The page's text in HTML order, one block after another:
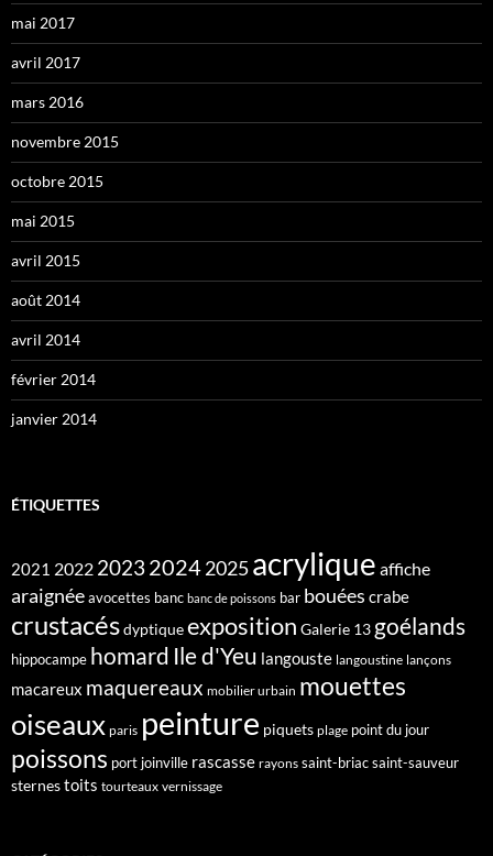
mai 2017
avril 2017
mars 2016
novembre 2015
octobre 2015
mai 2015
avril 2015
août 2014
avril 2014
février 2014
janvier 2014
ÉTIQUETTES
2021 2022 202320242025acrylique affiche
araignéeavocettes banc banc de poissons bar bouées crabe
crustacésdyptiqueexposition Galerie 13 goélands
hippocampe homard Ile d'Yeu langouste langoustine lançons
macareux maquereaux mobilier urbain mouettes
oiseaux paris peinture piquets plage point du jour
poissons port joinville rascasse rayons saint-briacsaint-sauveur
sternestoits tourteaux vernissage